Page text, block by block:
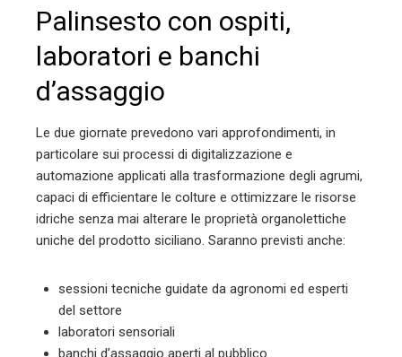
Palinsesto con ospiti,
laboratori e banchi
d’assaggio
Le due giornate prevedono vari approfondimenti, in
particolare sui processi di digitalizzazione e
automazione applicati alla trasformazione degli agrumi,
capaci di efficientare le colture e ottimizzare le risorse
idriche senza mai alterare le proprietà organolettiche
uniche del prodotto siciliano. Saranno previsti anche:
sessioni tecniche guidate da agronomi ed esperti
del settore
laboratori sensoriali
banchi d’assaggio aperti al pubblico.